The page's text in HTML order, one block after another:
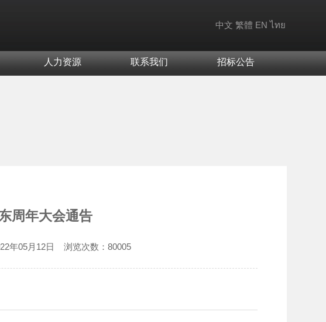
中文 繁體 EN ไทย
人力资源 联系我们 招标公告
周年大会通告
年05月12日 浏览次数： 80005